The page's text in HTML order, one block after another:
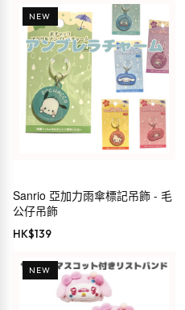
NEW
Sanrio 亞加力雨傘標記吊飾 - 毛
公仔吊飾
HK$139
NEW